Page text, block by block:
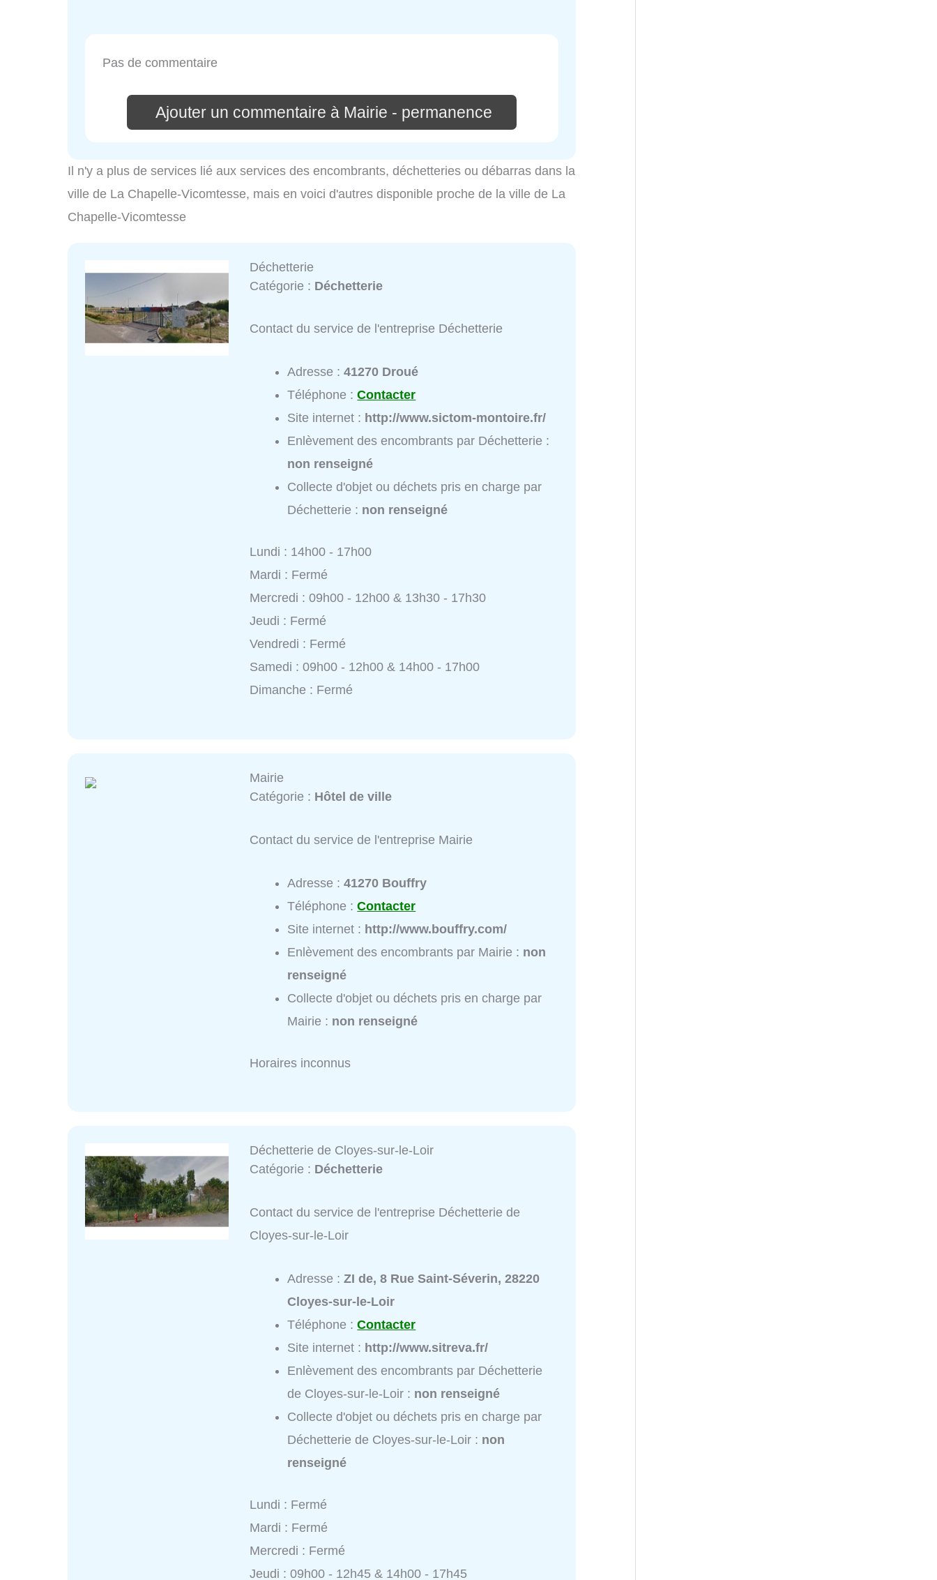
Pas de commentaire
Ajouter un commentaire à Mairie - permanence
Il n'y a plus de services lié aux services des encombrants, déchetteries ou débarras dans la
ville de La Chapelle-Vicomtesse, mais en voici d'autres disponible proche de la ville de La
Chapelle-Vicomtesse
Déchetterie
Catégorie : Déchetterie
Contact du service de l'entreprise Déchetterie
Adresse :41270 Droué
Téléphone :Contacter
Site internet : http://www.sictom-montoire.fr/
Enlèvement des encombrants par Déchetterie :
non renseigné
Collecte d'objet ou déchets pris en charge par
Déchetterie : non renseigné
Lundi : 14h00 - 17h00
Mardi : Fermé
Mercredi : 09h00 - 12h00 & 13h30 - 17h30
Jeudi : Fermé
Vendredi : Fermé
Samedi : 09h00 - 12h00 & 14h00 - 17h00
Dimanche : Fermé
Mairie
Catégorie : Hôtel de ville
Contact du service de l'entreprise Mairie
Adresse :41270 Bouffry
Téléphone :Contacter
Site internet : http://www.bouffry.com/
Enlèvement des encombrants par Mairie : non
renseigné
Collecte d'objet ou déchets pris en charge par
Mairie : non renseigné
Horaires inconnus
Déchetterie de Cloyes-sur-le-Loir
Catégorie : Déchetterie
Contact du service de l'entreprise Déchetterie de
Cloyes-sur-le-Loir
Adresse :ZI de, 8 Rue Saint-Séverin, 28220
Cloyes-sur-le-Loir
Téléphone :Contacter
Site internet : http://www.sitreva.fr/
Enlèvement des encombrants par Déchetterie
de Cloyes-sur-le-Loir : non renseigné
Collecte d'objet ou déchets pris en charge par
Déchetterie de Cloyes-sur-le-Loir : non
renseigné
Lundi : Fermé
Mardi : Fermé
Mercredi : Fermé
Jeudi : 09h00 - 12h45 & 14h00 - 17h45